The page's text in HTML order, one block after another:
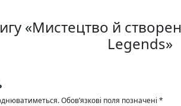
«Мистецтво й
Legends»
Обов’язкові поля позначені *